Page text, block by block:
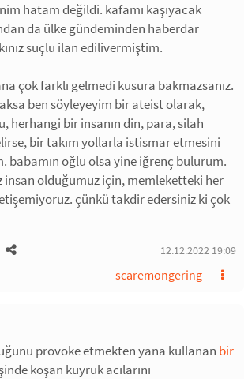
hatam değildi. kafamı kaşıyacak
da ülke gündeminden haberdar
suçlu ilan edilivermiştim.
çok farklı gelmedi kusura bakmazsanız.
ben söyleyeyim bir ateist olarak,
herhangi bir insanın din, para, silah
bir takım yollarla istismar etmesini
babamın oğlu olsa yine iğrenç bulurum.
insan olduğumuz için, memleketteki her
çünkü takdir edersiniz ki çok
12.12.2022 19:09
scaremongering
provoke etmekten yana kullanan bir
koşan kuyruk acılarını